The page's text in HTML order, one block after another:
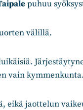
puhuu
välillä.
vain kymmenkunta.
eikä jaottelun